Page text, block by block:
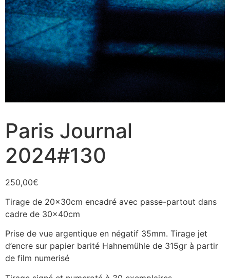
Paris Journal
2024#130
250,00€
Tirage de 20x30cm encadré avec passe-partout dans
cadre de 30x40cm
Prise de vue argentique en négatif 35mm. Tirage jet
d’encre sur papier barité Hahnemühle de 315gr à partir
de film numerisé